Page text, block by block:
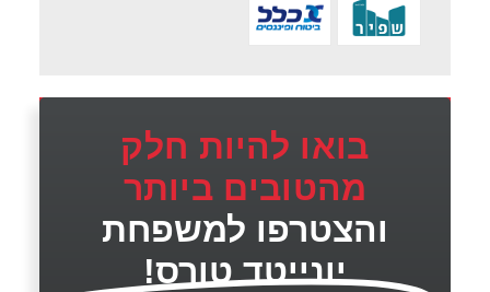
בואו להיות חלק
מהטובים ביותר
והצטרפו למשפחת
יונייטד טורס!